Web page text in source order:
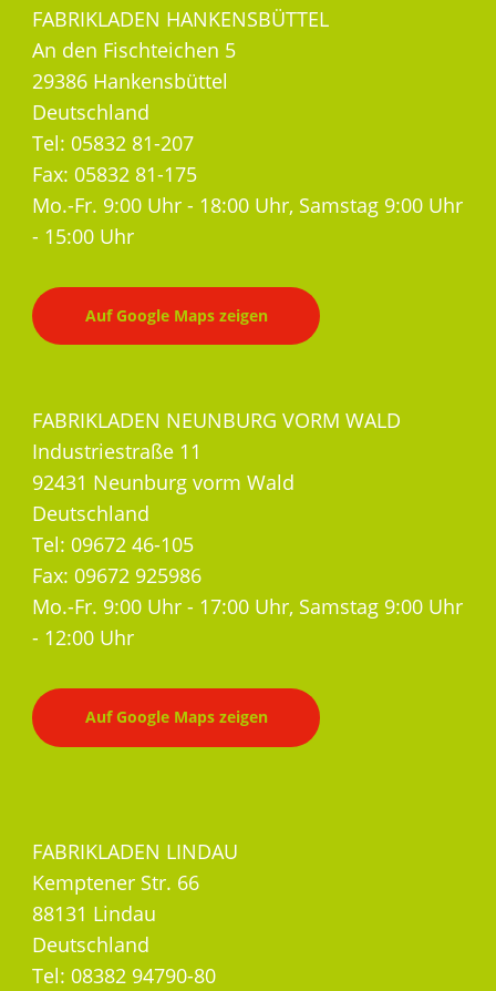
FABRIKLADEN HANKENSBÜTTEL
An den Fischteichen 5
29386 Hankensbüttel
Deutschland
Tel: 05832 81-207
Fax: 05832 81-175
Mo.-Fr. 9:00 Uhr - 18:00 Uhr, Samstag 9:00 Uhr
- 15:00 Uhr
Auf Google Maps zeigen
FABRIKLADEN NEUNBURG VORM WALD
Industriestraße 11
92431 Neunburg vorm Wald
Deutschland
Tel: 09672 46-105
Fax: 09672 925986
Mo.-Fr. 9:00 Uhr - 17:00 Uhr, Samstag 9:00 Uhr
- 12:00 Uhr
Auf Google Maps zeigen
FABRIKLADEN LINDAU
Kemptener Str. 66
88131 Lindau
Deutschland
Tel: 08382 94790-80